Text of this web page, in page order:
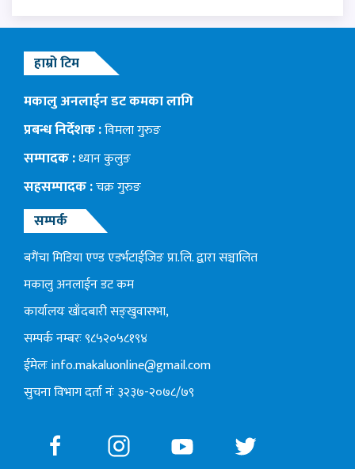
हाम्रो टिम
मकालु अनलाईन डट कमका लागि
प्रबन्ध निर्देशक :विमला गुरुङ
सम्पादक :ध्यान कुलुङ
सहसम्पादक :चक्र गुरुङ
सम्पर्क
बगैंचा मिडिया एण्ड एडर्भटाईजिङ प्रा.लि. द्वारा सञ्चालित
मकालु अनलाईन डट कम
कार्यालयः खाँदबारी सङ्खुवासभा,
सम्पर्क नम्बरः ९८५२०५८१९४
ईमेलःinfo.makaluonline@gmail.com
सुचना विभाग दर्ता नंः ३२३७-२०७८/७९